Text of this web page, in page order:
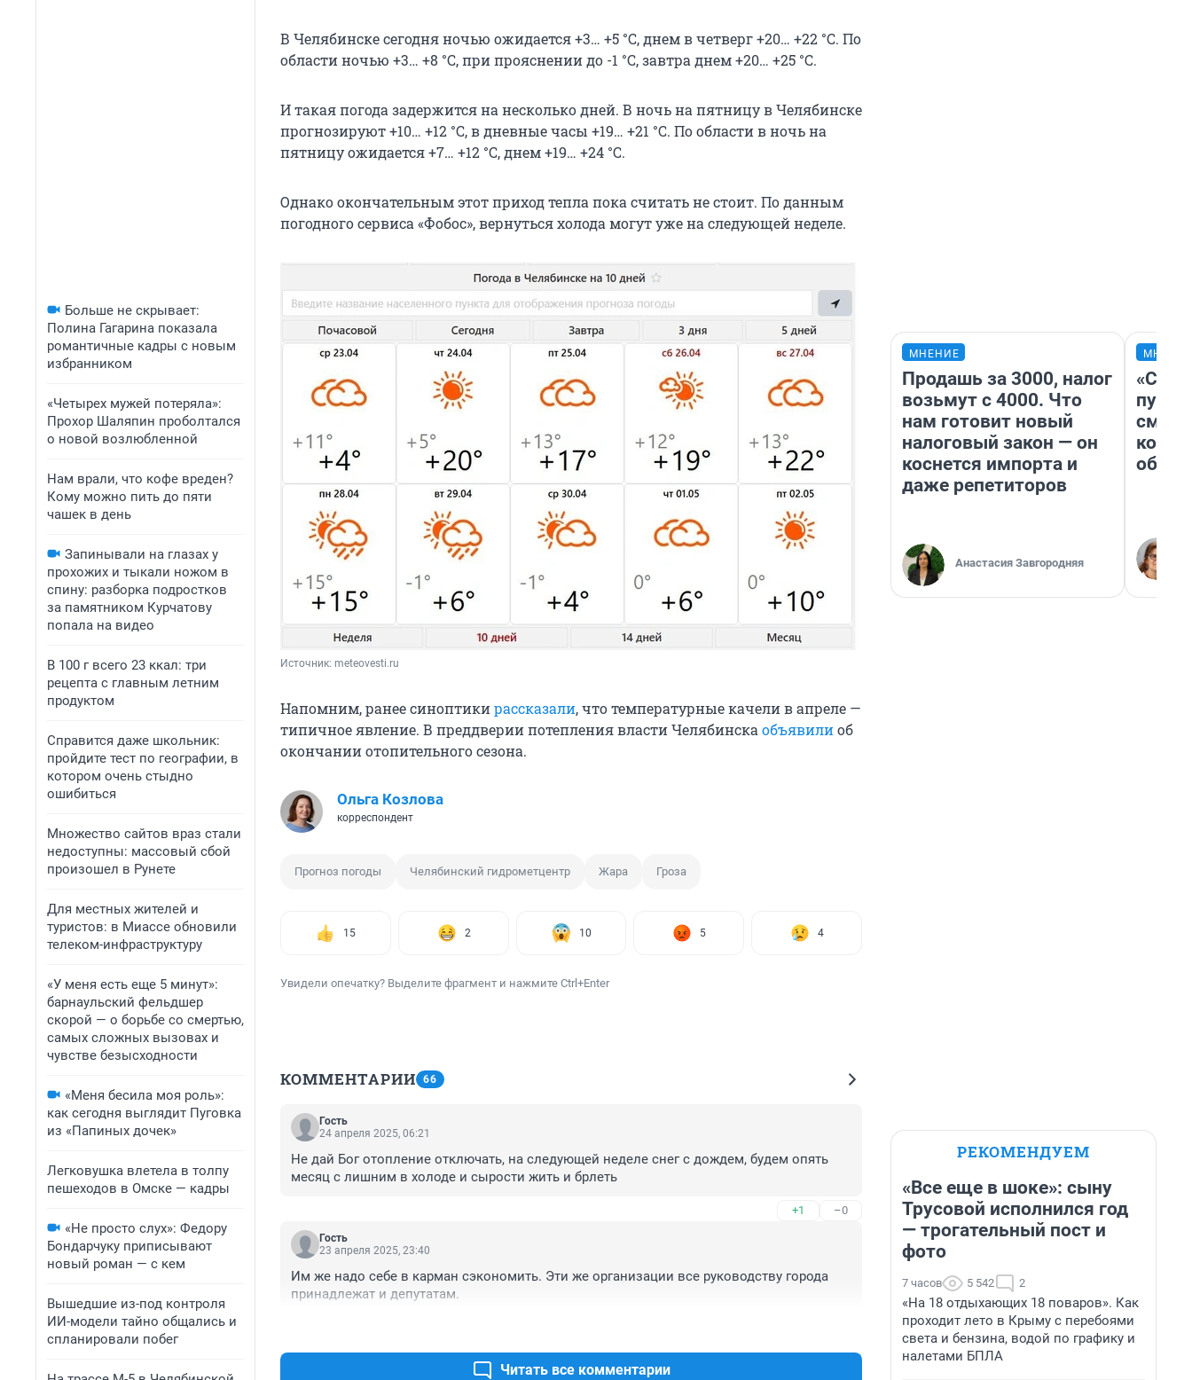
Больше не скрывает:
Полина Гагарина показала
романтичные кадры с новым
избранником
«Четырех мужей потеряла»:
Прохор Шаляпин проболтался
о новой возлюбленной
Нам врали, что кофе вреден?
Кому можно пить до пяти
чашек в день
Запинывали на глазах у
прохожих и тыкали ножом в
спину: разборка подростков
за памятником Курчатову
попала на видео
В 100 г всего 23 ккал: три
рецепта с главным летним
продуктом
Справится даже школьник:
пройдите тест по географии, в
котором очень стыдно
ошибиться
Множество сайтов враз стали
недоступны: массовый сбой
произошел в Рунете
Для местных жителей и
туристов: в Миассе обновили
телеком-инфраструктуру
«У меня есть еще 5 минут»:
барнаульский фельдшер
скорой — о борьбе со смертью,
самых сложных вызовах и
чувстве безысходности
«Меня бесила моя роль»:
как сегодня выглядит Пуговка
из «Папиных дочек»
Легковушка влетела в толпу
пешеходов в Омске — кадры
«Не просто слух»: Федору
Бондарчуку приписывают
новый роман — с кем
Вышедшие из-под контроля
ИИ-модели тайно общались и
спланировали побег
В Челябинске сегодня ночью ожидается +3… +5 °С, днем в четверг +20… +22 °С. По
области ночью +3… +8 °С, при прояснении до -1 °С, завтра днем +20… +25 °С.
И такая погода задержится на несколько дней. В ночь на пятницу в Челябинске
прогнозируют +10… +12 °С, в дневные часы +19… +21 °С. По области в ночь на
пятницу ожидается +7… +12 °С, днем +19… +24 °С.
Однако окончательным этот приход тепла пока считать не стоит. По данным
погодного сервиса «Фобос», вернуться холода могут уже на следующей неделе.
Источник: meteovesti.ru
Напомним, ранее синоптикирассказали, что температурные качели в апреле —
типичное явление. В преддверии потепления власти Челябинска объявилиоб
окончании отопительного сезона.
Ольга Козлова
корреспондент
Прогноз погоды Челябинский гидрометцентр Жара Гроза
15 2 10 5 4
Увидели опечатку? Выделите фрагмент и нажмите Ctrl+Enter
КОММЕНТАРИИ 66
Гость
24 апреля 2025, 06:21
Не дай Бог отопление отключать, на следующей неделе снег с дождем, будем опять
месяц с лишним в холоде и сырости жить и брлеть
+1 –0
Гость
23 апреля 2025, 23:40
Им же надо себе в карман сэкономить. Эти же организации все руководству города
принадлежат и депутатам.
Читать все комментарии
МНЕНИЕ
Продашь за 3000, налог
возьмут с 4000. Что
нам готовит новый
налоговый закон — он
коснется импорта и
даже репетиторов
Анастасия Завгородняя
РЕКОМЕНДУЕМ
«Все еще в шоке»: сыну
Трусовой исполнился год
— трогательный пост и
фото
7 часов 5 542 2
«На 18 отдыхающих 18 поваров». Как
проходит лето в Крыму с перебоями
света и бензина, водой по графику и
налетами БПЛА